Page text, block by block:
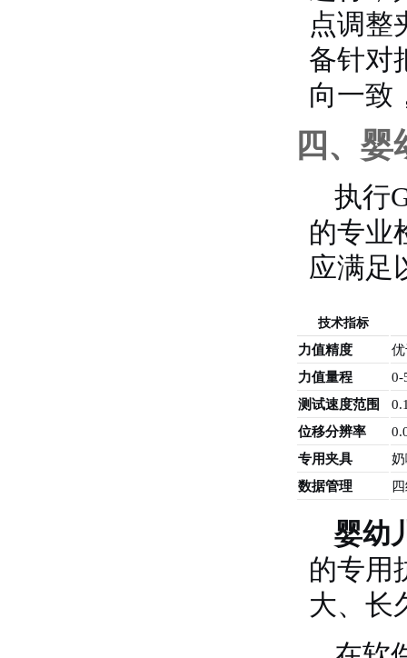
点调整
备针对
向一致
四、
执行
的专业
应满足
技术指标
力值精度
力值量程
0-
测试速度范围
位移分辨率
专用夹具
数据管理
婴幼
的专用
大、长